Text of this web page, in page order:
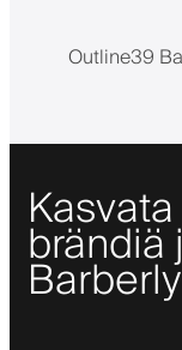
Outline39
brändiä